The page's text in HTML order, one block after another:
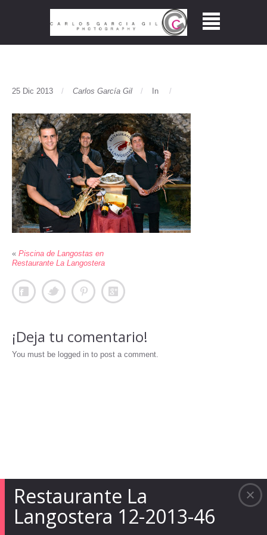
Restaurante La
Langostera 12-2013-46
25 Dic 2013 Carlos García Gil In
« Piscina de Langostas en
Restaurante La Langostera
¡Deja tu comentario!
You must be logged in to post a comment.